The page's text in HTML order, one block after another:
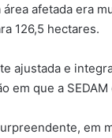
afetada era
126,5 hectares.
ajustada e
em que a
em